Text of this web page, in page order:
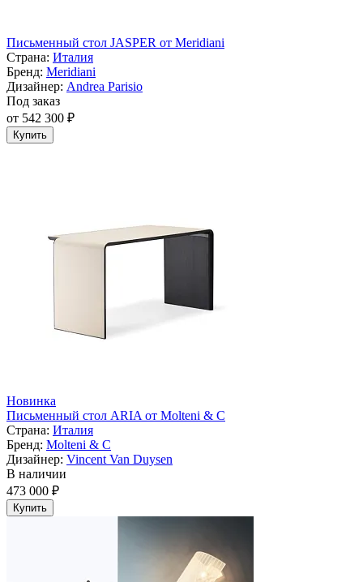
Письменный стол JASPER от Meridiani
Страна: Италия
Бренд: Meridiani
Дизайнер: Andrea Parisio
Под заказ
от 542 300 ₽
Купить
Новинка
Письменный стол ARIA от Molteni & C
Страна: Италия
Бренд: Molteni & C
Дизайнер: Vincent Van Duysen
В наличии
473 000 ₽
Купить